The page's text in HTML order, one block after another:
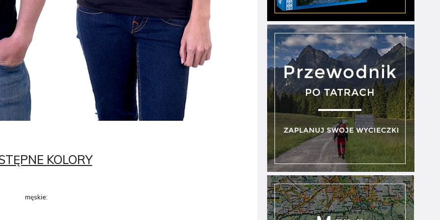
KOLORY
męskie: